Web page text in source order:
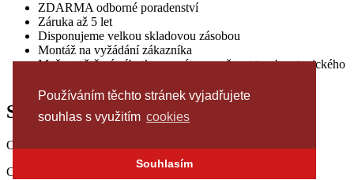
Používáním těchto stránek vyjadřujete
souhlas s využitím cookies
Souhlasím
ZDARMA odborné poradenství
Záruka až 5 let
Disponujeme velkou skladovou zásobou
Montáž na vyžádání zákazníka
Možnost řešení nábytku na míru a možnost tvorby atypického
Sledujte nás
Odkazy na další obchody
Copyright © 2005-2026 3DShops